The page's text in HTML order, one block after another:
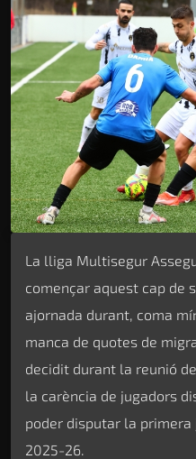
La lliga Multisegur
començar aquest cap de
ajornada durant, coma
manca de quotes de
decidit durant la reunió
la carència de jugadors
poder disputar la
2025-26.